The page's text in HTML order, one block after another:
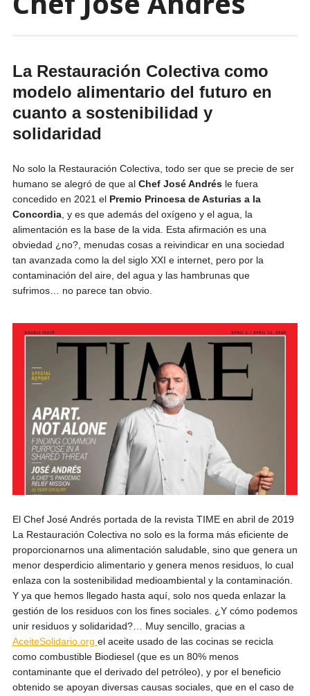
La Restauración Colectiva como
modelo alimentario del futuro en
cuanto a sostenibilidad y
solidaridad
No solo la Restauración Colectiva, todo ser que se precie de ser
humano se alegró de que al Chef José Andrésle fuera
concedido en 2021 elPremio Princesa de Asturias a la
Concordia, y es que además del oxígeno y el agua, la
alimentación es la base de la vida. Esta afirmación es una
obviedad ¿no?, menudas cosas a reivindicar en una sociedad
tan avanzada como la del siglo XXI e internet, pero por la
contaminación del aire, del agua y las hambrunas que
sufrimos… no parece tan obvio.
El Chef José Andrés portada de la revista TIME en abril de 2019
La Restauración Colectiva no solo es la forma más eficiente de
proporcionarnos una alimentación saludable, sino que genera un
menor desperdicio alimentario y genera menos residuos, lo cual
enlaza con la sostenibilidad medioambiental y la contaminación.
Y ya que hemos llegado hasta aquí, solo nos queda enlazar la
gestión de los residuos con los fines sociales. ¿Y cómo podemos
unir residuos y solidaridad?… Muy sencillo, gracias a
AceiteSolidario.org el aceite usado de las cocinas se recicla
como combustible Biodiesel (que es un 80% menos
contaminante que el derivado del petróleo), y por el beneficio
obtenido se apoyan diversas causas sociales, que en el caso de